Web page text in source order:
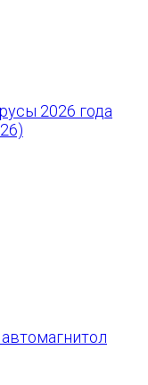
2026 года